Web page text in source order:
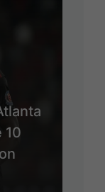
10